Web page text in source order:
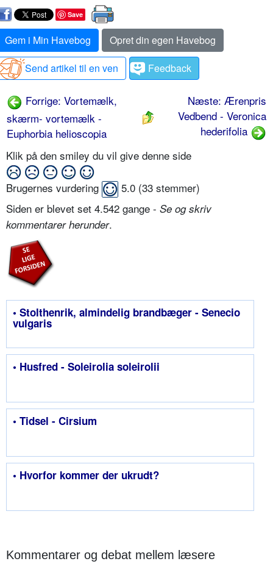
Save
Gem i Min Havebog
Opret din egen Havebog
Send artikel til en ven
Feedback
Forrige: Vortemælk,
skærm- vortemælk -
Euphorbia helioscopia
Næste: Ærenpris
Vedbend - Veronica
hederifolia
Klik på den smiley du vil give denne side
Brugernes vurdering 5.0 (33 stemmer)
Siden er blevet set 4.542 gange - Se og skriv
kommentarer herunder.
• Stolthenrik, almindelig brandbæger - Senecio
vulgaris
• Husfred - Soleirolia soleirolii
• Tidsel - Cirsium
• Hvorfor kommer der ukrudt?
Kommentarer og debat mellem læsere